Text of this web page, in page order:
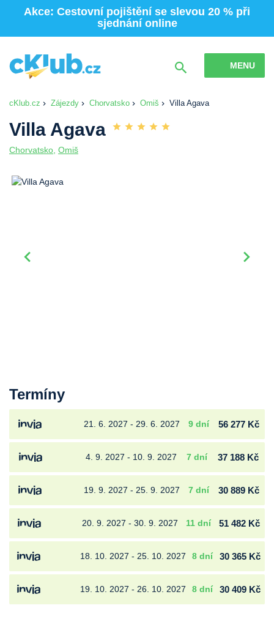
Akce: Cestovní pojištění se slevou 20 % při
sjednání online
MENU
cKlub.cz Zájezdy Chorvatsko Omiš Villa Agava
Villa Agava
Chorvatsko Omiš
Termíny
21. 6. 2027 - 29. 6. 2027 9 dní 56 277 Kč
4. 9. 2027 - 10. 9. 2027 7 dní 37 188 Kč
19. 9. 2027 - 25. 9. 2027 7 dní 30 889 Kč
20. 9. 2027 - 30. 9. 2027 11 dní 51 482 Kč
18. 10. 2027 - 25. 10. 2027 8 dní 30 365 Kč
19. 10. 2027 - 26. 10. 2027 8 dní 30 409 Kč